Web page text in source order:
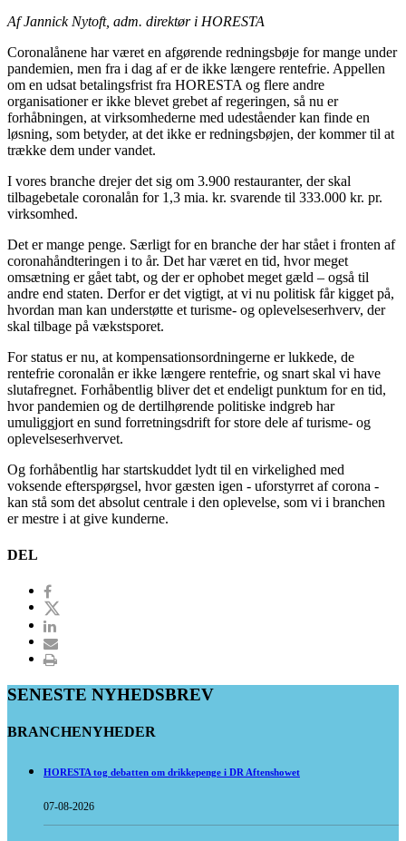
Af Jannick Nytoft, adm. direktør i HORESTA
Coronalånene har været en afgørende redningsbøje for mange under
pandemien, men fra i dag af er de ikke længere rentefrie. Appellen
om en udsat betalingsfrist fra HORESTA og flere andre
organisationer er ikke blevet grebet af regeringen, så nu er
forhåbningen, at virksomhederne med udeståender kan finde en
løsning, som betyder, at det ikke er redningsbøjen, der kommer til at
trække dem under vandet.
I vores branche drejer det sig om 3.900 restauranter, der skal
tilbagebetale coronalån for 1,3 mia. kr. svarende til 333.000 kr. pr.
virksomhed.
Det er mange penge. Særligt for en branche der har stået i fronten af
coronahåndteringen i to år. Det har været en tid, hvor meget
omsætning er gået tabt, og der er ophobet meget gæld – også til
andre end staten. Derfor er det vigtigt, at vi nu politisk får kigget på,
hvordan man kan understøtte et turisme- og oplevelseserhverv, der
skal tilbage på vækstsporet.
For status er nu, at kompensationsordningerne er lukkede, de
rentefrie coronalån er ikke længere rentefrie, og snart skal vi have
slutafregnet. Forhåbentlig bliver det et endeligt punktum for en tid,
hvor pandemien og de dertilhørende politiske indgreb har
umuliggjort en sund forretningsdrift for store dele af turisme- og
oplevelseserhvervet.
Og forhåbentlig har startskuddet lydt til en virkelighed med
voksende efterspørgsel, hvor gæsten igen - uforstyrret af corona -
kan stå som det absolut centrale i den oplevelse, som vi i branchen
er mestre i at give kunderne.
DEL
SENESTE NYHEDSBREV
BRANCHENYHEDER
HORESTA tog debatten om drikkepenge i DR Aftenshowet
07-08-2026